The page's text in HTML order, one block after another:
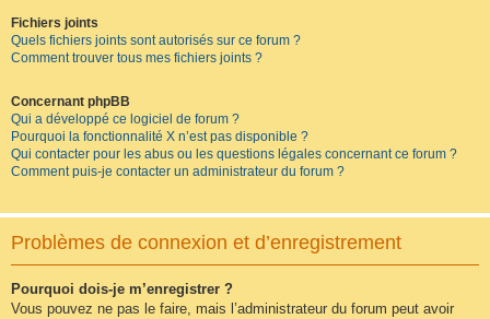
Fichiers joints
Quels fichiers joints sont autorisés sur ce forum ?
Comment trouver tous mes fichiers joints ?
Concernant phpBB
Qui a développé ce logiciel de forum ?
Pourquoi la fonctionnalité X n’est pas disponible ?
Qui contacter pour les abus ou les questions légales concernant ce forum ?
Comment puis-je contacter un administrateur du forum ?
Problèmes de connexion et d’enregistrement
Pourquoi dois-je m’enregistrer ?
Vous pouvez ne pas le faire, mais l’administrateur du forum peut avoir